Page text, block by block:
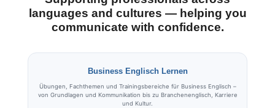
languages and cultures — helping you
communicate with confidence.
Business Englisch Lernen
Übungen, Fachthemen und Trainingsbereiche für Business Englisch –
von Grundlagen und Kommunikation bis zu Branchenenglisch, Karriere
und Kultur.